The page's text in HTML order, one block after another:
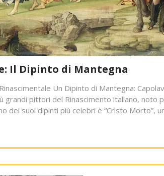
Il Dipinto di Mantegna
Un Dipinto di Mantegna:
grandi pittori del Rinascimento italiano, noto
dei suoi dipinti più celebri è “Cristo Morto”,